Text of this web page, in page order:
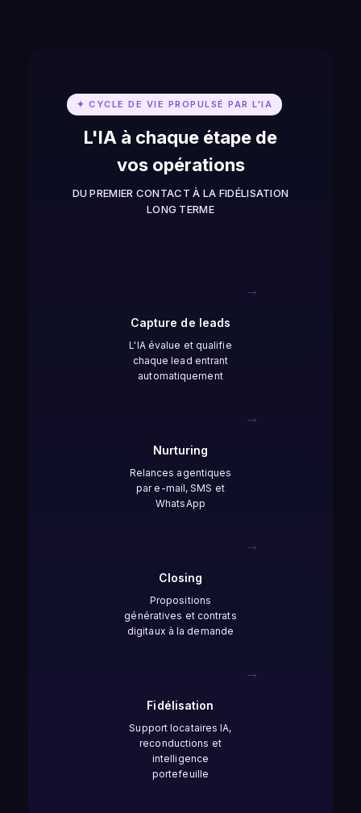
✦ CYCLE DE VIE PROPULSÉ PAR L'IA
L'IA à chaque étape de
vos opérations
DU PREMIER CONTACT À LA FIDÉLISATION
LONG TERME
Capture de leads
L'IA évalue et qualifie
chaque lead entrant
automatiquement
→
Nurturing
Relances agentiques
par e-mail, SMS et
WhatsApp
→
Closing
Propositions
génératives et contrats
digitaux à la demande
→
Fidélisation
Support locataires IA,
reconductions et
intelligence
portefeuille
→